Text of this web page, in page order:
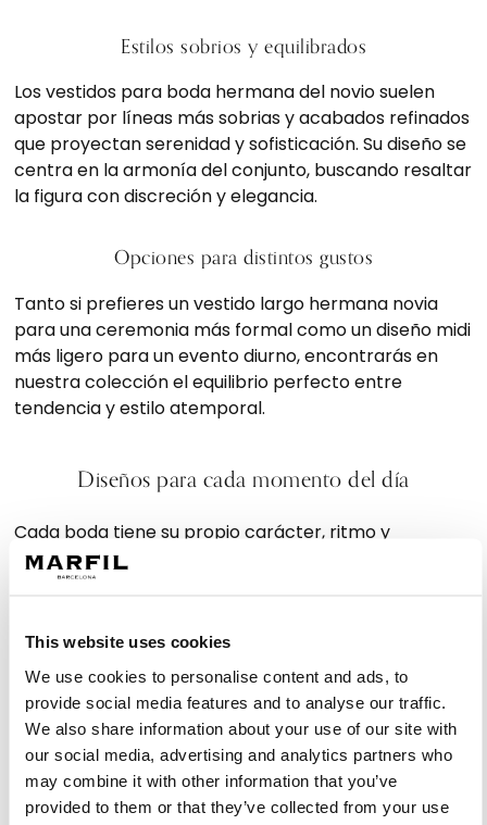
This website uses cookies
We use cookies to personalise content and ads, to
provide social media features and to analyse our traffic.
We also share information about your use of our site with
our social media, advertising and analytics partners who
may combine it with other information that you’ve
provided to them or that they’ve collected from your use
Estilos sobrios y equilibrados
Los vestidos para boda hermana del novio suelen
apostar por líneas más sobrias y acabados refinados
que proyectan serenidad y sofisticación. Su diseño se
centra en la armonía del conjunto, buscando resaltar
la figura con discreción y elegancia.
Opciones para distintos gustos
Tanto si prefieres un vestido largo hermana novia
para una ceremonia más formal como un diseño midi
más ligero para un evento diurno, encontrarás en
nuestra colección el equilibrio perfecto entre
tendencia y estilo atemporal.
Diseños para cada momento del día
Cada boda tiene su propio carácter, ritmo y
atmósfera, por eso nuestra colección incluye
propuestas adaptadas a diferentes horarios y estilos
Vestidos para bodas de día
Los vestidos hermana novia boda de día destacan
por su ligereza, cortes fluidos y acabados que
aportan frescura y movimiento. Son ideales para
ceremonias al aire libre o en entornos luminosos,